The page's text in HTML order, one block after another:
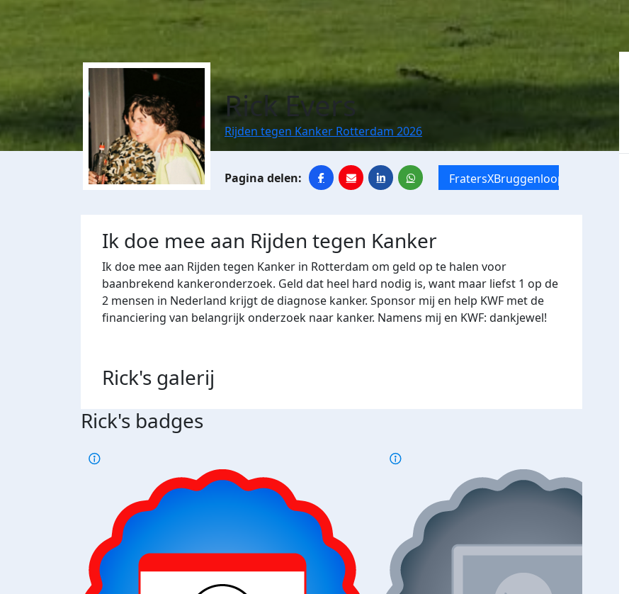
Rick Evers
Rijden tegen Kanker Rotterdam 2026
FratersXBruggenloop
Ik doe mee aan Rijden tegen Kanker
Ik doe mee aan Rijden tegen Kanker in Rotterdam om geld op te halen voor
baanbrekend kankeronderzoek. Geld dat heel hard nodig is, want maar liefst 1 op de
2 mensen in Nederland krijgt de diagnose kanker. Sponsor mij en help KWF met de
financiering van belangrijk onderzoek naar kanker. Namens mij en KWF: dankjewel!
Rick's galerij
Rick's badges